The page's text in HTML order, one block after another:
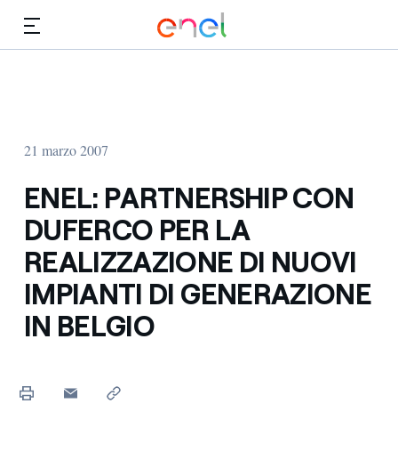
21 marzo 2007
ENEL: PARTNERSHIP CON
DUFERCO PER LA
REALIZZAZIONE DI NUOVI
IMPIANTI DI GENERAZIONE
IN BELGIO